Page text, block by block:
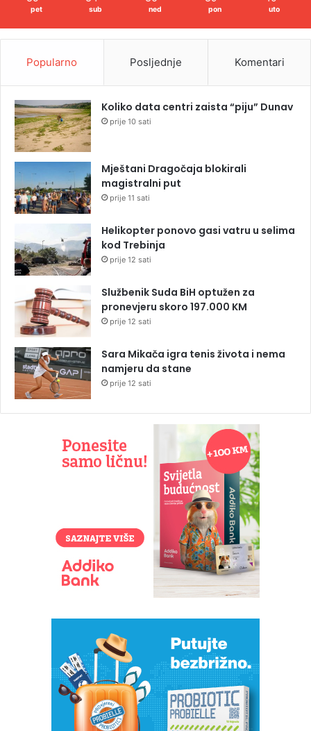
pet sub ned pon uto
Popularno Posljednje Komentari
Koliko data centri zaista “piju” Dunav
prije 10 sati
Mještani Dragočaja blokirali
magistralni put
prije 11 sati
Helikopter ponovo gasi vatru u selima
kod Trebinja
prije 12 sati
Službenik Suda BiH optužen za
pronevjeru skoro 197.000 KM
prije 12 sati
Sara Mikača igra tenis života i nema
namjeru da stane
prije 12 sati